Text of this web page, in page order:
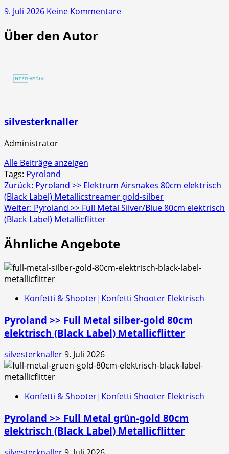
Fontänenbatterie
9. Juli 2026 Keine Kommentarezu
Über den Autor
silvesterknaller
Administrator
Alle Beiträge anzeigen
Tags: Pyroland
Beitragsnavigation
Zurück: Pyroland >> Elektrum Airsnakes 80cm elektrisch
(Black Label) Metallicstreamer gold-silber
Weiter: Pyroland >> Full Metal Silver/Blue 80cm elektrisch
(Black Label) Metallicflitter
Ähnliche Angebote
Konfetti & Shooter|Konfetti Shooter Elektrisch
Pyroland >> Full Metal silber-gold 80cm
elektrisch (Black Label) Metallicflitter
silvesterknaller9. Juli 2026
Konfetti & Shooter|Konfetti Shooter Elektrisch
Pyroland >> Full Metal grün-gold 80cm
elektrisch (Black Label) Metallicflitter